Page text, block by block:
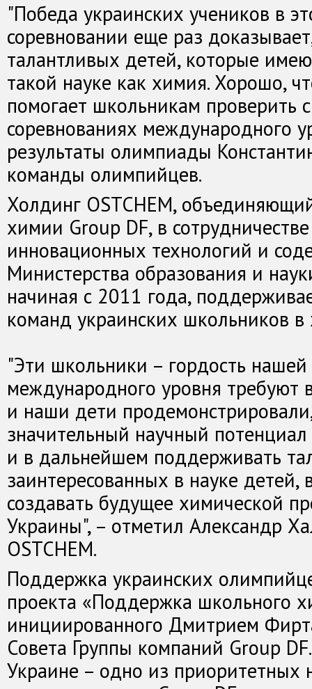
"Победа украинских учеников в
соревновании еще раз
талантливых детей, которые
такой науке как химия. Хорошо,
помогает школьникам проверить
соревнованиях международного
результаты олимпиады
команды олимпийцев.
Холдинг OSTCHEM,
химии Group DF, в
инновационных технологий и
Министерства образования и
начиная с 2011 года,
команд украинских школьников
"Эти школьники – гордость
международного уровня требуют
и наши дети
значительный научный
и в дальнейшем поддерживать
заинтересованных в науке
создавать будущее химической
Украины", – отметил Александр
OSTCHEM.
Поддержка украинских
проекта «Поддержка школьного
инициированного Дмитрием
Совета Группы компаний Group
Украине – одно из приоритетных